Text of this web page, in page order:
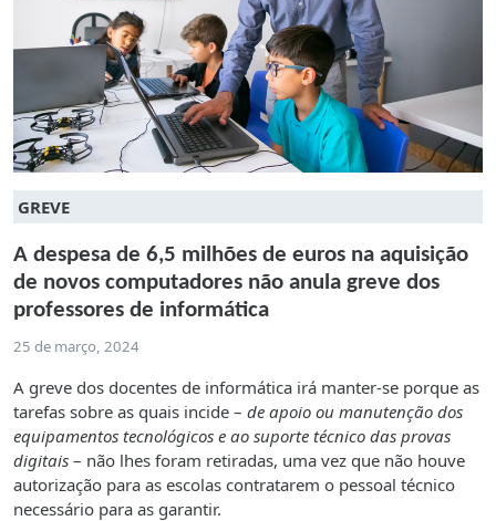
GREVE
A despesa de 6,5 milhões de euros na aquisição
de novos computadores não anula greve dos
professores de informática
25 de março, 2024
A greve dos docentes de informática irá manter-se porque as
tarefas sobre as quais incide – de apoio ou manutenção dos
equipamentos tecnológicos e ao suporte técnico das provas
digitais – não lhes foram retiradas, uma vez que não houve
autorização para as escolas contratarem o pessoal técnico
necessário para as garantir.